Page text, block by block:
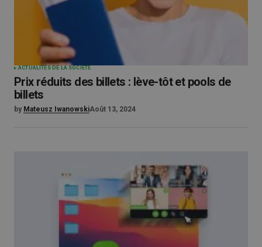
ACTUALITÉS DE LA SOCIÉTÉ
Prix réduits des billets : lève-tôt et pools de
billets
by Mateusz IwanowskiAoût 13, 2024